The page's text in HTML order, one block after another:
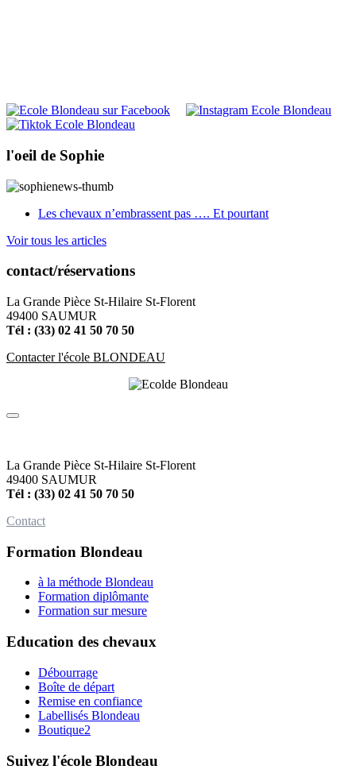
l'oeil de Sophie
Les chevaux n’embrassent pas …. Et pourtant
Voir tous les articles
contact/réservations
La Grande Pièce St-Hilaire St-Florent
49400 SAUMUR
Tél : (33) 02 41 50 70 50
Contacter l'école BLONDEAU
La Grande Pièce St-Hilaire St-Florent
49400 SAUMUR
Tél : (33) 02 41 50 70 50
Contact
Formation Blondeau
à la méthode Blondeau
Formation diplômante
Formation sur mesure
Education des chevaux
Débourrage
Boîte de départ
Remise en confiance
Labellisés Blondeau
Boutique2
Suivez l'école Blondeau